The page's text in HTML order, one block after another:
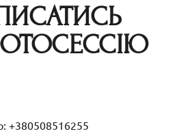
+380508516255